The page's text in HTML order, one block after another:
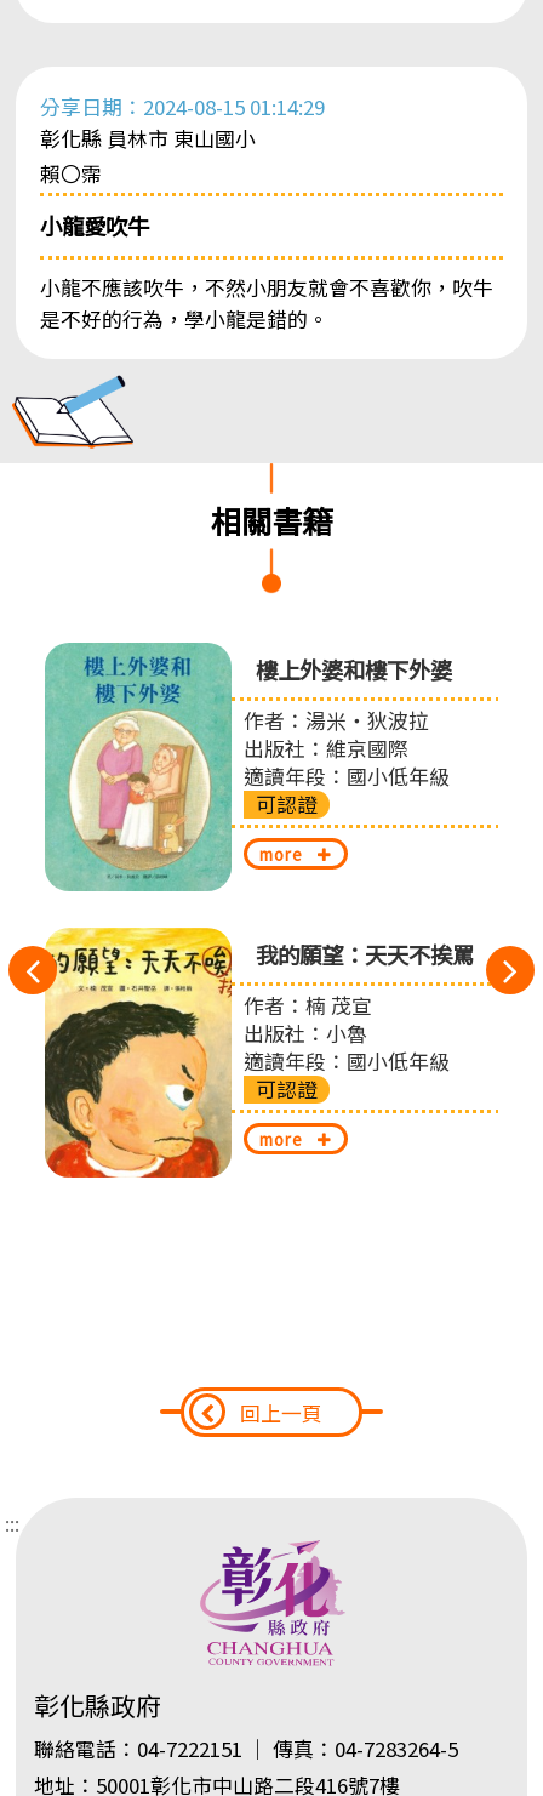
分享日期：2024-08-15 01:14:29
彰化縣 員林市 東山國小
賴〇霈
小龍愛吹牛
小龍不應該吹牛，不然小朋友就會不喜歡你，吹牛
是不好的行為，學小龍是錯的。
相關書籍
往
左
切
換
樓上外婆和樓下外婆
作者：湯米‧狄波拉
出版社：維京國際
適讀年段：國小低年級
可認證
more
我的願望：天天不挨罵
作者：楠 茂宣
出版社：小魯
適讀年段：國小低年級
可認證
more
回上一頁
:::
彰化縣政府
聯絡電話：04-7222151 ｜ 傳真：04-7283264-5
地址：50001彰化市中山路二段416號7樓